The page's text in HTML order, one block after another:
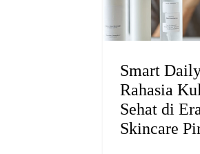
Smart
Rahasia
Sehat di Era
Skincare